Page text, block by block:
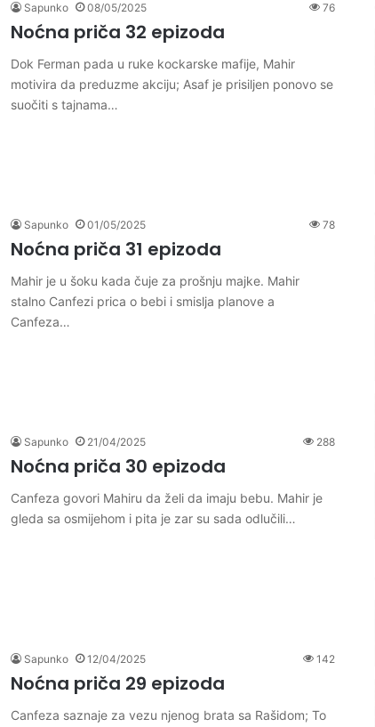
Sapunko 08/05/2025 76
Noćna priča 32 epizoda
Dok Ferman pada u ruke kockarske mafije, Mahir
motivira da preduzme akciju; Asaf je prisiljen ponovo se
suočiti s tajnama…
Sapunko 01/05/2025 78
Noćna priča 31 epizoda
Mahir je u šoku kada čuje za prošnju majke. Mahir
stalno Canfezi prica o bebi i smislja planove a
Canfeza…
Sapunko 21/04/2025 288
Noćna priča 30 epizoda
Canfeza govori Mahiru da želi da imaju bebu. Mahir je
gleda sa osmijehom i pita je zar su sada odlučili…
Sapunko 12/04/2025 142
Noćna priča 29 epizoda
Canfeza saznaje za vezu njenog brata sa Rašidom; To